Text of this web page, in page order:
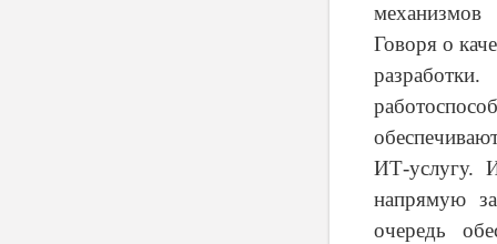
механизмов
Говоря о
ИТ-услугу.
напрямую
очередь